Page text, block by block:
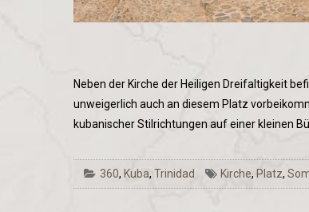
Neben der Kirche der Heiligen Dreifaltigkeit
unweigerlich auch an diesem Platz
kubanischer Stilrichtungen auf einer kleinen
360, Kuba, Trinidad Kirche, Platz,